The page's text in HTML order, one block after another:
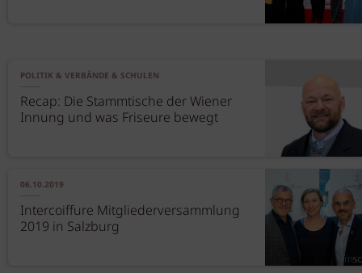
POLITIK & VERBÄNDE & SCHULEN
Recap: Die Stammtische der Wiener
Innung und was Friseure bewegt
06.10.2019
Intercoiffure Mitgliederversammlung
2019 in Salzburg